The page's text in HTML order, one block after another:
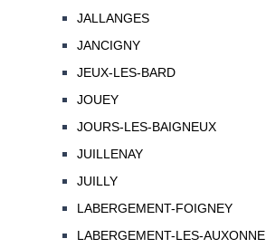
JALLANGES
JANCIGNY
JEUX-LES-BARD
JOUEY
JOURS-LES-BAIGNEUX
JUILLENAY
JUILLY
LABERGEMENT-FOIGNEY
LABERGEMENT-LES-AUXONNE